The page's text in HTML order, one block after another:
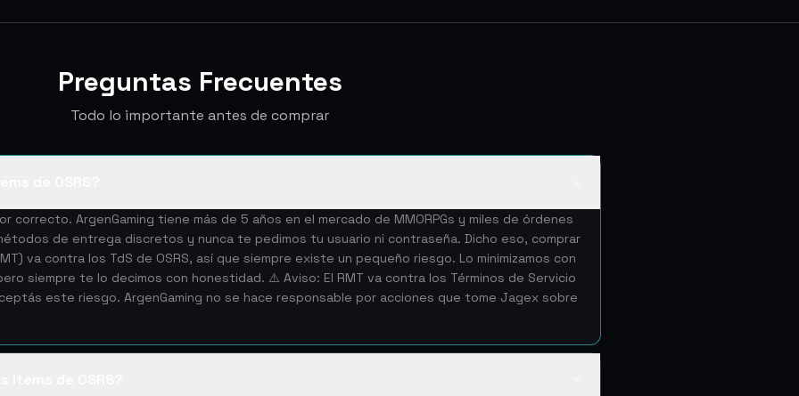
Preguntas Frecuentes
Todo lo importante antes de comprar
correcto. ArgenGaming tiene más de 5 años en el mercado de MMORPGs y miles de órdenes
de entrega discretos y nunca te pedimos tu usuario ni contraseña. Dicho eso, comprar
va contra los TdS de OSRS, así que siempre existe un pequeño riesgo. Lo minimizamos con
siempre te lo decimos con honestidad. ⚠️ Aviso: El RMT va contra los Términos de Servicio
este riesgo. ArgenGaming no se hace responsable por acciones que tome Jagex sobre